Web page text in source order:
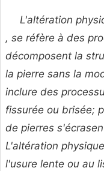
L'altération
, se réfère à des
décomposent la
la pierre sans la
inclure des
fissurée ou brisée;
de pierres
L'altération
l'usure lente ou au